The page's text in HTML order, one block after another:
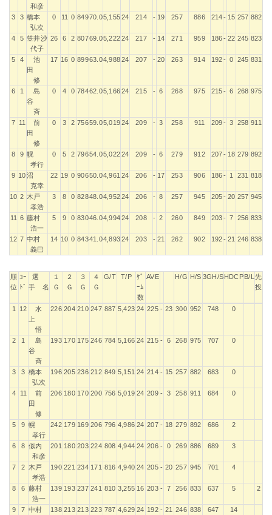
和彦
3 3 橋本
弘次
0 11 0 84970.05,15524 214 - 19 257 886 214 - 15 257 882
4 5 笠井沙
代子
26 6 2 80769.05,22224 217 - 14 271 959 186 - 22 245 823
5 4
池
田
修
17 16 0 89963.04,98824 207 - 20 263 914 192 - 0 245 831
6 1
島
谷
斉
0 4 0 78462.05,16624 215 - 6 268 975 215 - 6 268 975
7 11
前
田
修
0 3 2 75659.05,01924 209 - 3 258 911 209 - 3 258 911
8 9 幌
孝行
0 5 2 79654.05,02224 209 - 6 279 912 207 - 18 279 892
9 10沼
克幸
22 19 0 90650.04,961 24 206 - 17 253 906 186 - 1 231 818
10 2 木戸
孝浩
3 8 0 82848.04,95224 206 - 8 257 945 205 - 20 257 945
11 6 藤村
浩一
5 9 0 83046.04,99424 208 - 2 260 849 203 - 7 256 833
12 7 中村
義巳
14 10 0 84341.04,89324 203 - 21 262 902 192 - 21 246 838
順
位
ｺｰ
ﾄﾞ
選
手 名
１
Ｇ
２
Ｇ
３
Ｇ
４
Ｇ
G/T T/P
ｹﾞ
ｰﾑ
数
AVE H/G H/S 3GH/SHDCPB/L 先
投
順
ｺｰ
選
手 名
１
２
３
４
G/T T/P
ｹﾞ AVE H/G H/S 3GH/S HDCP
1 12
水
上
悟
226 204 210 247 887 5,423 24 225 - 23 300 952 748 0
2 1
島
谷
斉
193 170 175 246 784 5,166 24 215 - 6 268 975 707 0
3 3 橋本
弘次
196 205 236 212 849 5,151 24 214 - 15 257 882 683 0
4 11
前
田
修
206 180 170 200 756 5,019 24 209 - 3 258 911 684 0
5 9 幌
孝行
242 179 169 206 796 4,986 24 207 - 18 279 892 686 2
6 8 似内
和彦
201 180 203 224 808 4,944 24 206 - 0 269 886 689 3
7 2 木戸
孝浩
190 221 234 171 816 4,940 24 205 - 20 257 945 701 4
8 6 藤村
浩一
139 193 237 241 810 3,255 16 203 - 7 256 833 637 5 2
9 7 中村
138 213 213 223 787 4,629 24 192 - 21 246 838 647 14